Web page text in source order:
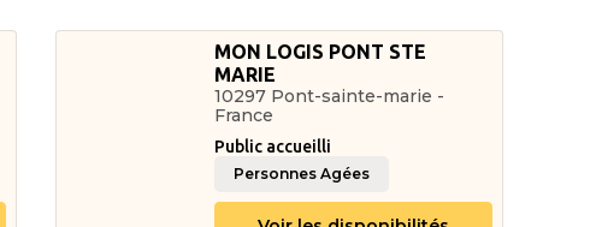
MON LOGIS PONT STE
MARIE
10297 Pont-sainte-marie -
France
Public accueilli
Personnes Agées